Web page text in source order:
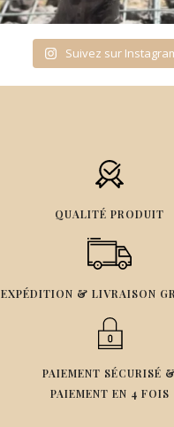
Suivez sur
QUALITÉ PRODUIT
EXPÉDITION & LIVRAISON
PAIEMENT SÉCURISÉ
PAIEMENT EN 4 FOIS